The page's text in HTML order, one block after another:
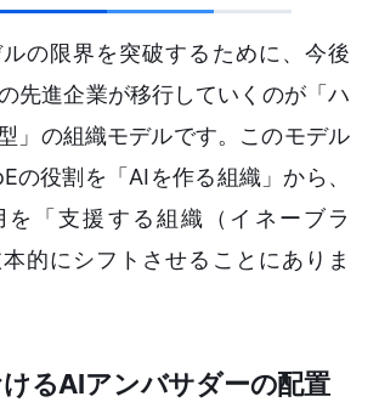
の限界を突破するために、今後
先進企業が移行していくのが「ハ
」の組織モデルです。このモデル
の役割を「AIを作る組織」から、
を「支援する組織（イネーブラ
的にシフトさせることにありま
るAIアンバサダーの配置